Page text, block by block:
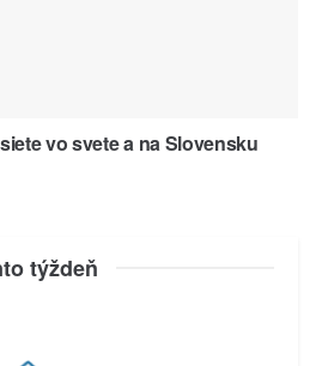
vo svete a na Slovensku
týždeň